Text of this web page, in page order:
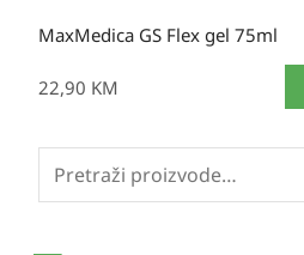
MaxMedica GS Flex gel 75ml
22,90 KM
Pretraži: